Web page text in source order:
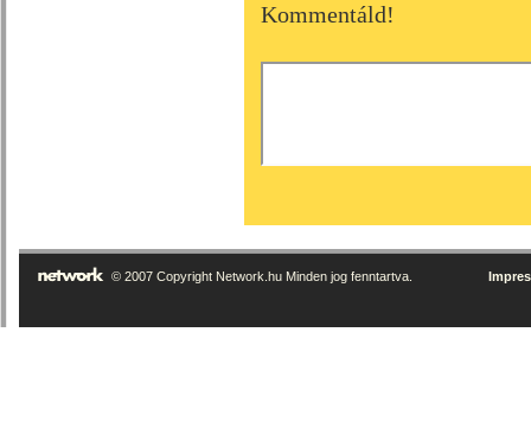
Kommentáld!
© 2007 Copyright Network.hu Minden jog fenntartva.